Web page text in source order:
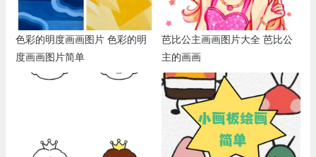
色彩的明度画画图片 色彩的明
度画画图片简单
芭比公主画画图片大全 芭比公
主的画画